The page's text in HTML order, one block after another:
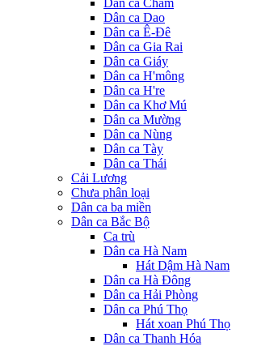
Dân ca Chăm
Dân ca Dao
Dân ca Ê-Đê
Dân ca Gia Rai
Dân ca Giáy
Dân ca H'mông
Dân ca H're
Dân ca Khơ Mú
Dân ca Mường
Dân ca Nùng
Dân ca Tày
Dân ca Thái
Cải Lương
Chưa phân loại
Dân ca ba miền
Dân ca Bắc Bộ
Ca trù
Dân ca Hà Nam
Hát Dậm Hà Nam
Dân ca Hà Đông
Dân ca Hải Phòng
Dân ca Phú Thọ
Hát xoan Phú Thọ
Dân ca Thanh Hóa